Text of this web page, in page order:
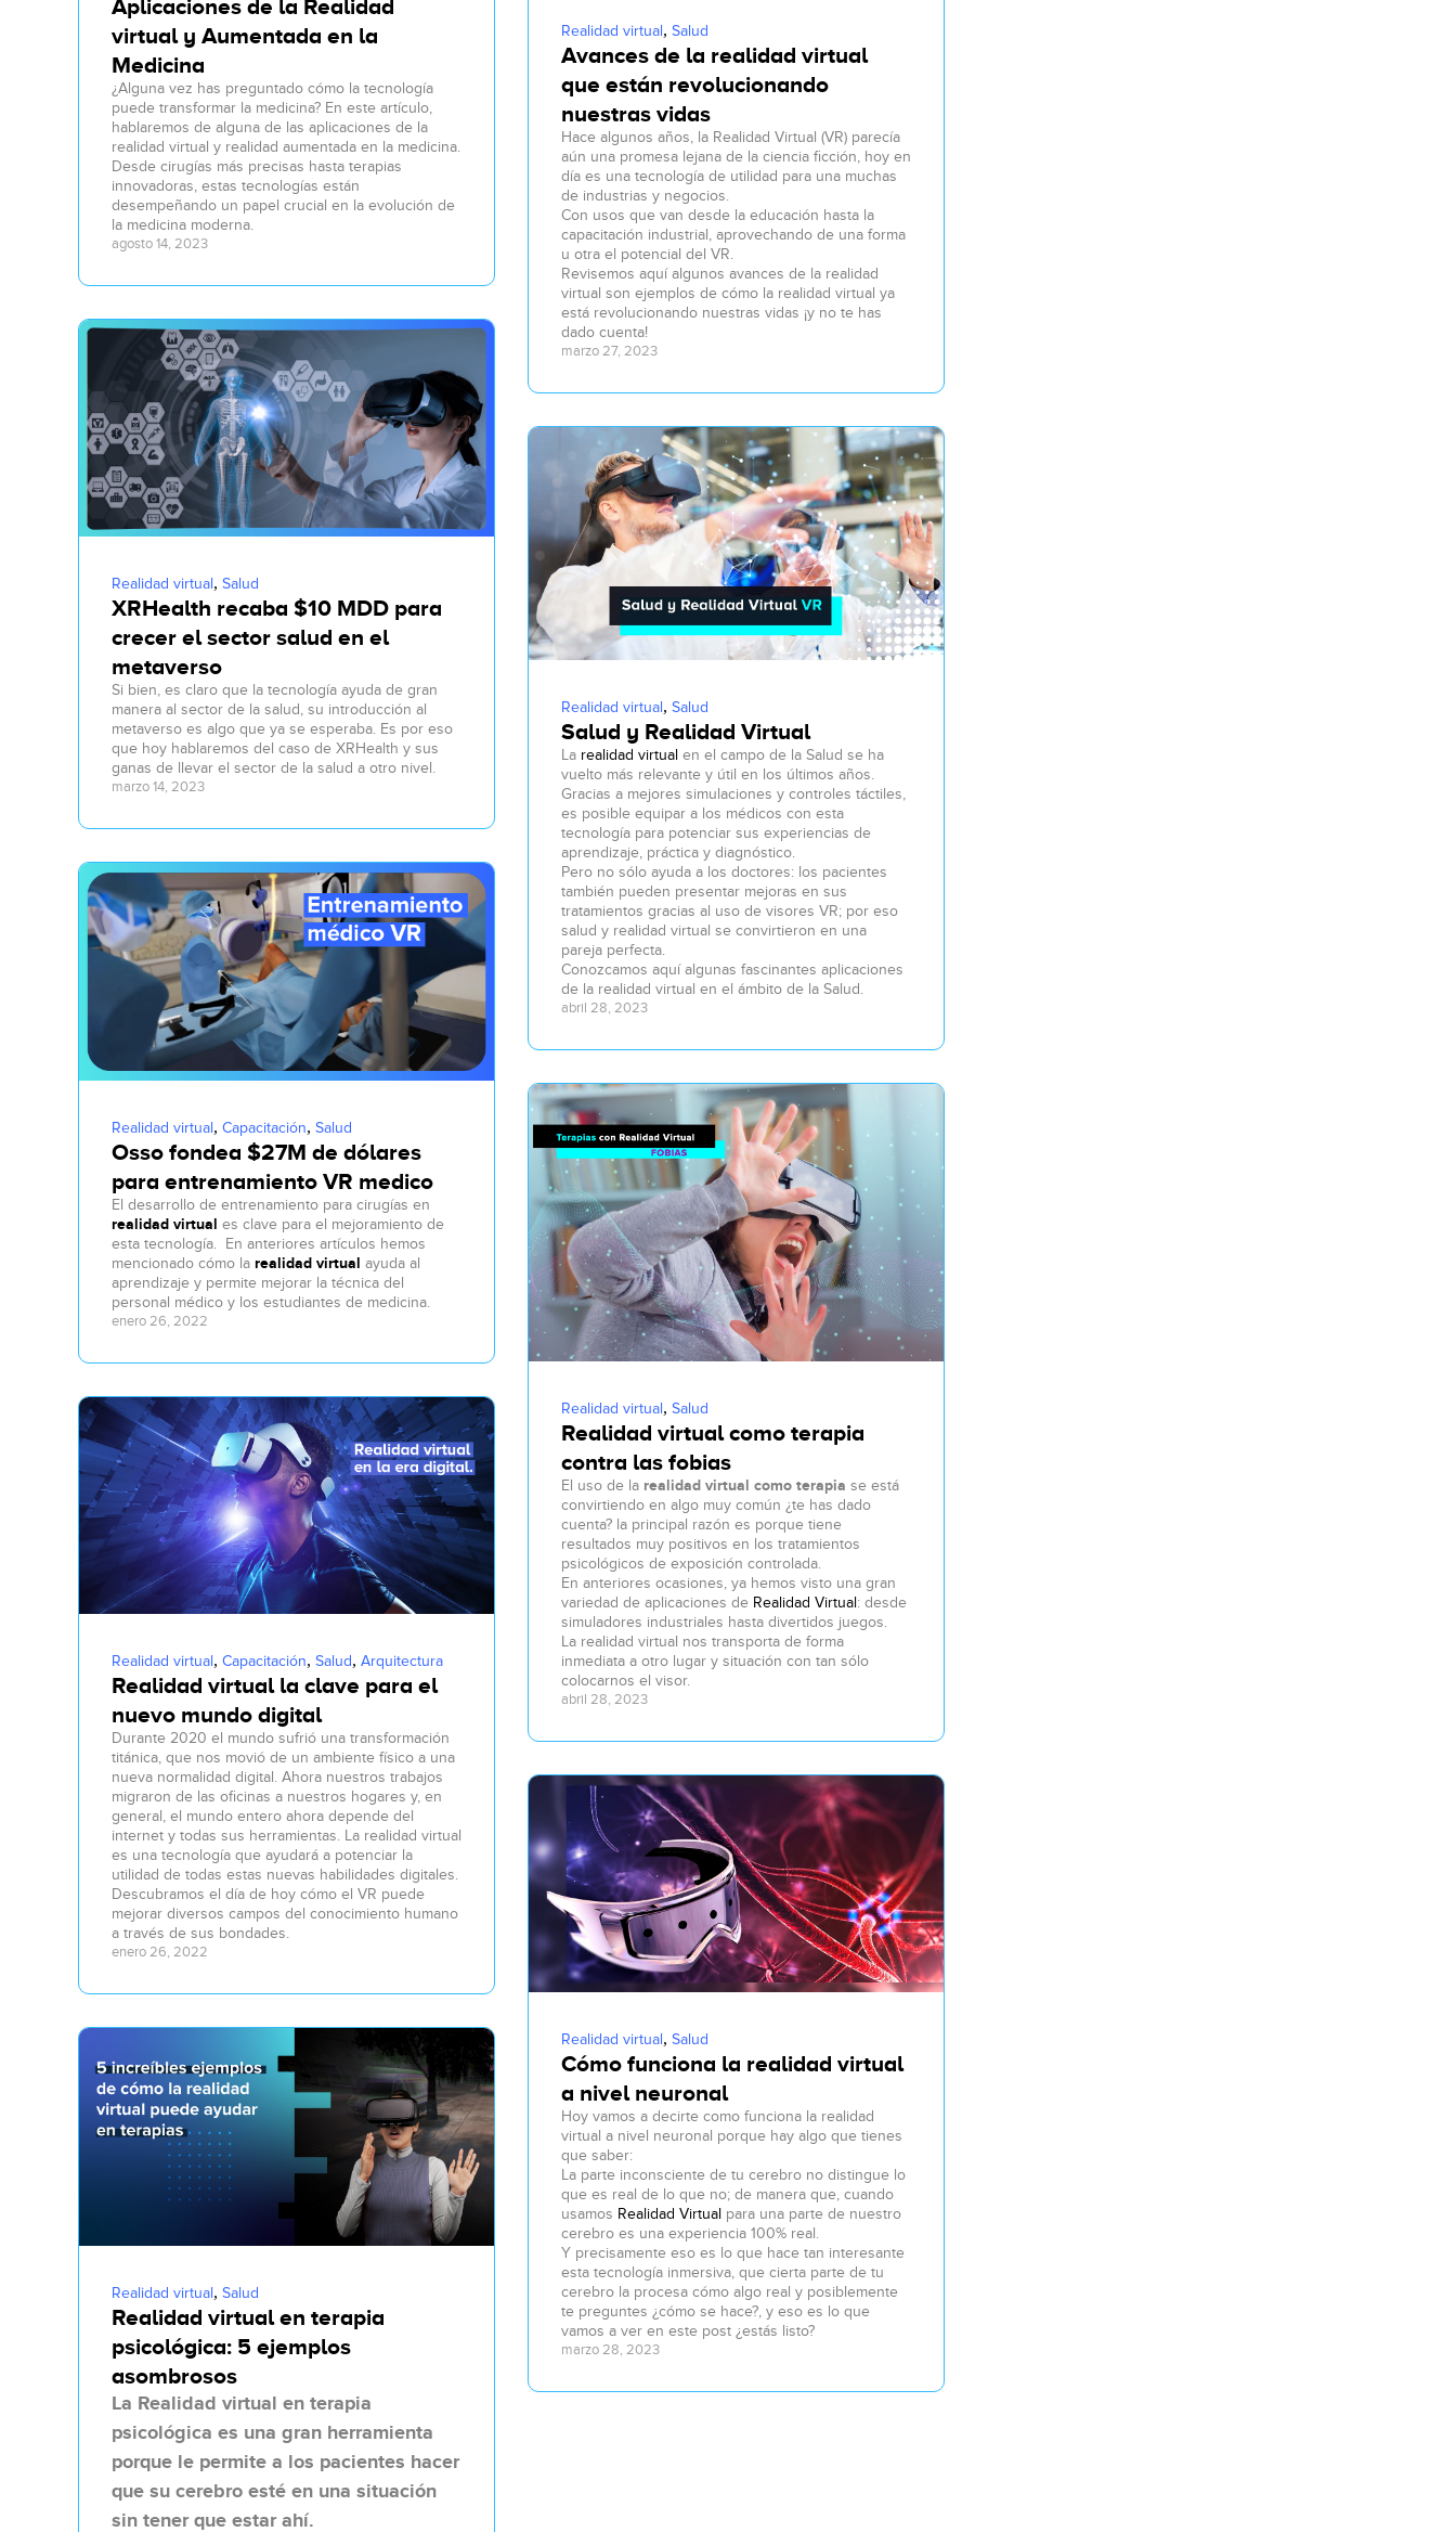
Aplicaciones de la Realidad
virtual y Aumentada en la
Medicina
¿Alguna vez has preguntado cómo la tecnología
puede transformar la medicina? En este artículo,
hablaremos de alguna de las aplicaciones de la
realidad virtual y realidad aumentada en la medicina.
Desde cirugías más precisas hasta terapias
innovadoras, estas tecnologías están
desempeñando un papel crucial en la evolución de
la medicina moderna.
agosto 14, 2023
Realidad virtual, Salud
XRHealth recaba $10 MDD para
crecer el sector salud en el
metaverso
Si bien, es claro que la tecnología ayuda de gran
manera al sector de la salud, su introducción al
metaverso es algo que ya se esperaba. Es por eso
que hoy hablaremos del caso de XRHealth y sus
ganas de llevar el sector de la salud a otro nivel.
marzo 14, 2023
Realidad virtual, Capacitación, Salud
Osso fondea $27M de dólares
para entrenamiento VR medico
El desarrollo de entrenamiento para cirugías en
realidad virtual es clave para el mejoramiento de
esta tecnología. En anteriores artículos hemos
mencionado cómo la realidad virtual ayuda al
aprendizaje y permite mejorar la técnica del
personal médico y los estudiantes de medicina.
enero 26, 2022
Realidad virtual, Capacitación, Salud, Arquitectura
Realidad virtual la clave para el
nuevo mundo digital
Durante 2020 el mundo sufrió una transformación
titánica, que nos movió de un ambiente físico a una
nueva normalidad digital. Ahora nuestros trabajos
migraron de las oficinas a nuestros hogares y, en
general, el mundo entero ahora depende del
internet y todas sus herramientas. La realidad virtual
es una tecnología que ayudará a potenciar la
utilidad de todas estas nuevas habilidades digitales.
Descubramos el día de hoy cómo el VR puede
mejorar diversos campos del conocimiento humano
a través de sus bondades.
enero 26, 2022
Realidad virtual, Salud
Realidad virtual en terapia
psicológica: 5 ejemplos
asombrosos
La Realidad virtual en terapia
psicológica es una gran herramienta
porque le permite a los pacientes hacer
que su cerebro esté en una situación
sin tener que estar ahí.
Realidad virtual, Salud
Avances de la realidad virtual
que están revolucionando
nuestras vidas
Hace algunos años, la Realidad Virtual (VR) parecía
aún una promesa lejana de la ciencia ficción, hoy en
día es una tecnología de utilidad para una muchas
de industrias y negocios.
Con usos que van desde la educación hasta la
capacitación industrial, aprovechando de una forma
u otra el potencial del VR.
Revisemos aquí algunos avances de la realidad
virtual son ejemplos de cómo la realidad virtual ya
está revolucionando nuestras vidas ¡y no te has
dado cuenta!
marzo 27, 2023
Realidad virtual, Salud
Salud y Realidad Virtual
La realidad virtual en el campo de la Salud se ha
vuelto más relevante y útil en los últimos años.
Gracias a mejores simulaciones y controles táctiles,
es posible equipar a los médicos con esta
tecnología para potenciar sus experiencias de
aprendizaje, práctica y diagnóstico.
Pero no sólo ayuda a los doctores: los pacientes
también pueden presentar mejoras en sus
tratamientos gracias al uso de visores VR; por eso
salud y realidad virtual se convirtieron en una
pareja perfecta.
Conozcamos aquí algunas fascinantes aplicaciones
de la realidad virtual en el ámbito de la Salud.
abril 28, 2023
Realidad virtual, Salud
Realidad virtual como terapia
contra las fobias
El uso de la realidad virtual como terapia se está
convirtiendo en algo muy común ¿te has dado
cuenta? la principal razón es porque tiene
resultados muy positivos en los tratamientos
psicológicos de exposición controlada.
En anteriores ocasiones, ya hemos visto una gran
variedad de aplicaciones de Realidad Virtual: desde
simuladores industriales hasta divertidos juegos.
La realidad virtual nos transporta de forma
inmediata a otro lugar y situación con tan sólo
colocarnos el visor.
abril 28, 2023
Realidad virtual, Salud
Cómo funciona la realidad virtual
a nivel neuronal
Hoy vamos a decirte como funciona la realidad
virtual a nivel neuronal porque hay algo que tienes
que saber:
La parte inconsciente de tu cerebro no distingue lo
que es real de lo que no; de manera que, cuando
usamos Realidad Virtual para una parte de nuestro
cerebro es una experiencia 100% real.
Y precisamente eso es lo que hace tan interesante
esta tecnología inmersiva, que cierta parte de tu
cerebro la procesa cómo algo real y posiblemente
te preguntes ¿cómo se hace?, y eso es lo que
vamos a ver en este post ¿estás listo?
marzo 28, 2023